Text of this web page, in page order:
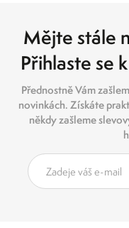
Mějte stále
Přihlaste se
Přednostně Vám
novinkách. Získáte
někdy zašleme